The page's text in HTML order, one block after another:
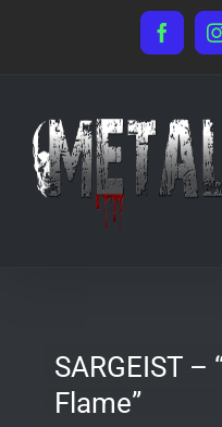
SARGEIST –
Flame”